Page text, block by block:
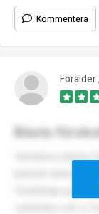
Kommentera
Bästa
Världens bästa
barnen känner